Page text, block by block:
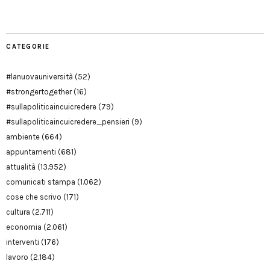
CATEGORIE
#lanuovauniversità (52)
#strongertogether(16)
#sullapoliticaincuicredere (79)
#sullapoliticaincuicredere_pensieri (9)
ambiente (664)
appuntamenti (681)
attualità (13.952)
comunicati stampa (1.062)
cose che scrivo (171)
cultura (2.711)
economia (2.061)
interventi (176)
lavoro (2.184)